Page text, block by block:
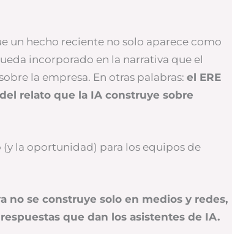
un hecho reciente no solo aparece como
incorporado en la narrativa que el
la empresa. En otras palabras:el ERE
relato que la IA construye sobre
(y la oportunidad) para los equipos de
no se construye solo en medios y redes,
que dan los asistentes de IA.